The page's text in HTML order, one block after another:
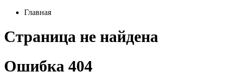
Главная
Страница не найдена
Ошибка 404